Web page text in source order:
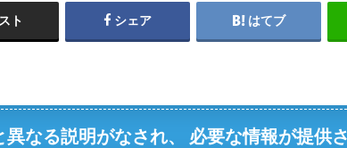
ト シェア はてブ
異なる説明がなされ、 必要な情報が提供